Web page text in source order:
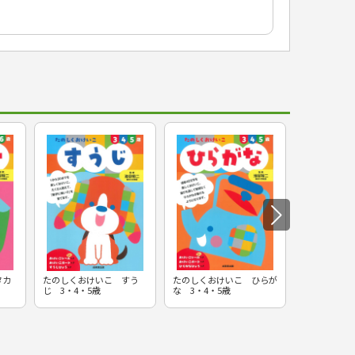
たのしくおけいこ すう
じ 3・4・5歳
たのしくおけいこ ひらが
な 3・4・5歳